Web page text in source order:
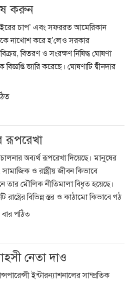
করুন
চাপ’ এবং সফররত আমেরিকান
নাখোশ করে হ’লেও সরকার
বিতরণ ও সংরক্ষণ নিষিদ্ধ ঘোষণা
জারি করেছে। ঘোষণাটি দ্বীনদার
রূপরেখা
অব্যর্থ রূপরেখা দিয়েছে। মানুষের
ও রাষ্ট্রীয় জীবন কিভাবে
মৌলিক নীতিমালা বিধৃত হয়েছে।
বিভিন্ন স্তর ও কাঠামো কিভাবে গঠ
পঠিত
নেতা দাও
ইন্টারন্যাশনালের সাম্প্রতিক